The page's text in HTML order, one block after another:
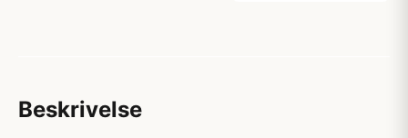
Beskrivelse